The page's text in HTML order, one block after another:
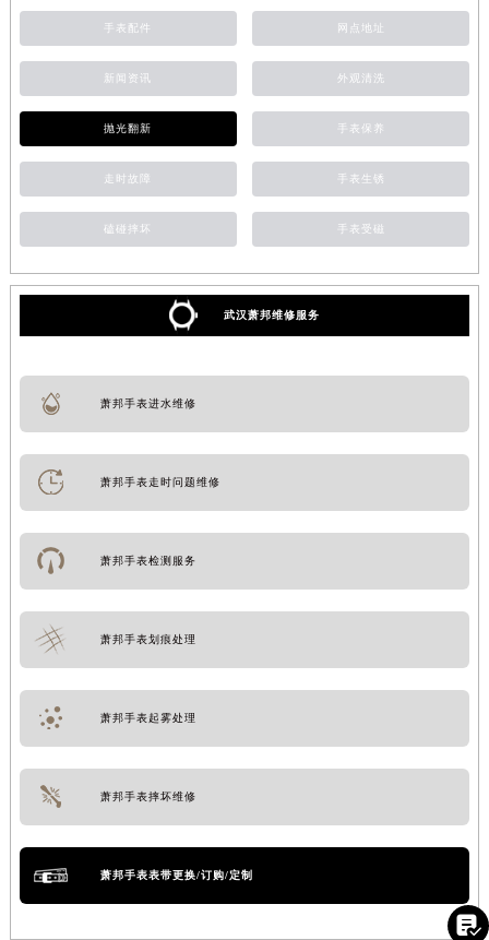
手表配件 网点地址
新闻资讯 外观清洗
抛光翻新 手表保养
走时故障 手表生锈
磕碰摔坏 手表受磁
武汉萧邦维修服务
萧邦手表进水维修
萧邦手表走时问题维修
萧邦手表检测服务
萧邦手表划痕处理
萧邦手表起雾处理
萧邦手表摔坏维修
萧邦手表表带更换/订购/定制
